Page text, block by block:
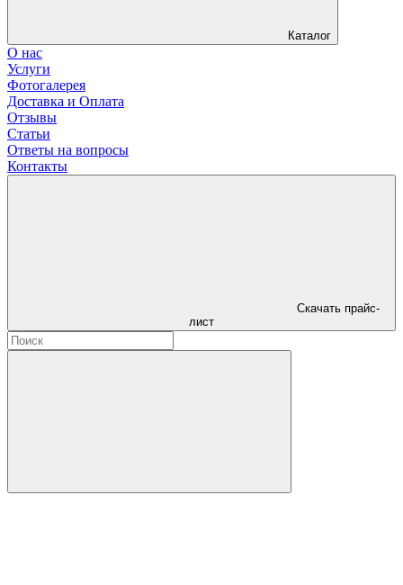
Каталог
О нас
Услуги
Фотогалерея
Доставка и Оплата
Отзывы
Статьи
Ответы на вопросы
Контакты
Скачать прайс-
лист